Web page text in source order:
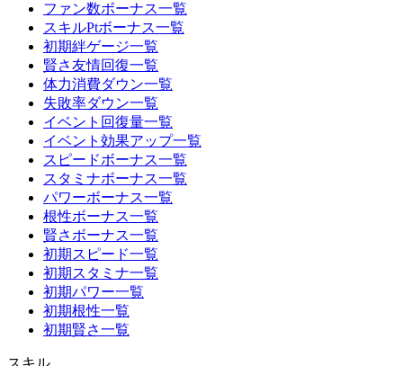
ファン数ボーナス一覧
スキルPtボーナス一覧
初期絆ゲージ一覧
賢さ友情回復一覧
体力消費ダウン一覧
失敗率ダウン一覧
イベント回復量一覧
イベント効果アップ一覧
スピードボーナス一覧
スタミナボーナス一覧
パワーボーナス一覧
根性ボーナス一覧
賢さボーナス一覧
初期スピード一覧
初期スタミナ一覧
初期パワー一覧
初期根性一覧
初期賢さ一覧
スキル